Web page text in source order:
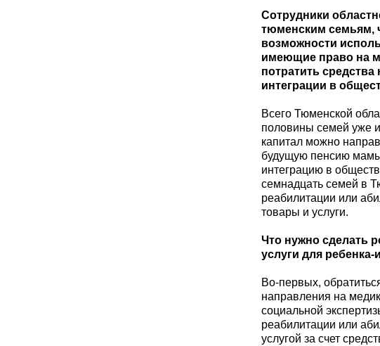
Сотрудники
тюменским семьям,
возможности
имеющие право на
потратить
интеграции в
Всего Тюменской
половины семей уже
капитал можно
будущую пенсию
интеграцию в
семнадцать семей в
реабилитации или
товары и услуги.
Что нужно сделать
услуги для ребенка-
Во-первых,
направления на
социальной
реабилитации или
услугой за счет